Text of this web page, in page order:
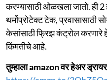
करण्यासाठी ओळखला जातो. ही
थर्मोप्रोटेक्ट टेक, प्रवासासाठी
केसांसाठी फ्रिझ कंट्रोल करणारे
किंमतीचे आहे.
तुम्हाला amazon वर हेअर